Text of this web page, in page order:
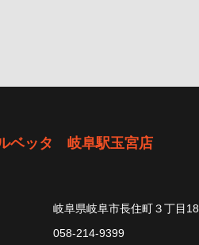
ベッタ 岐阜駅玉宮店
岐阜県岐阜市長住町３丁目18
058-214-9399